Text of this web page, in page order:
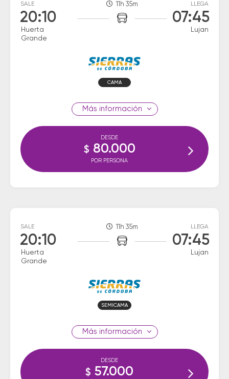
SALE
20:10
Huerta
Grande
11h 35m LLEGA
07:45
Lujan
CAMA
información
DESDE
$ 80.000
POR PERSONA
SALE
20:10
Huerta
Grande
11h 35m LLEGA
07:45
Lujan
SEMICAMA
información
DESDE
$ 57.000